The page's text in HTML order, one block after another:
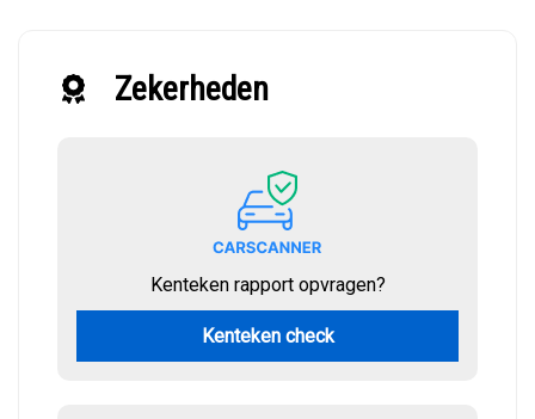
Zekerheden
Kenteken rapport opvragen?
Kenteken check